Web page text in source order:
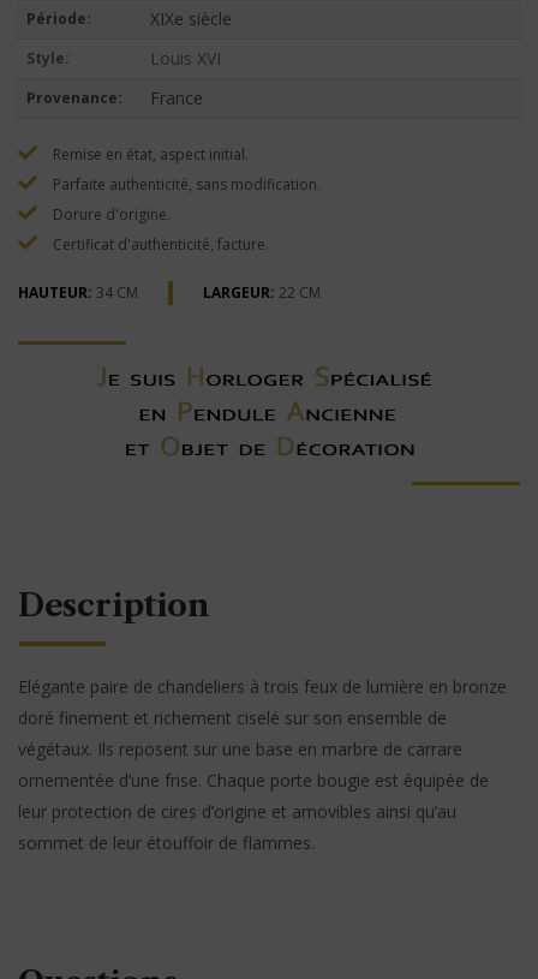
Période: XIXe siècle
Style: Louis XVI
Provenance: France
Remise en état, aspect initial.
Parfaite authenticité, sans modification.
Dorure d'origine.
Certificat d'authenticité, facture.
HAUTEUR: 34 CM LARGEUR: 22 CM
Description
Elégante paire de chandeliers à trois feux de lumière en bronze
doré finement et richement ciselé sur son ensemble de
végétaux. Ils reposent sur une base en marbre de carrare
ornementée d’une frise. Chaque porte bougie est équipée de
leur protection de cires d’origine et amovibles ainsi qu’au
sommet de leur étouffoir de flammes.